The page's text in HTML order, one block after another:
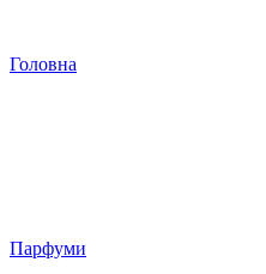
Головна
Парфуми